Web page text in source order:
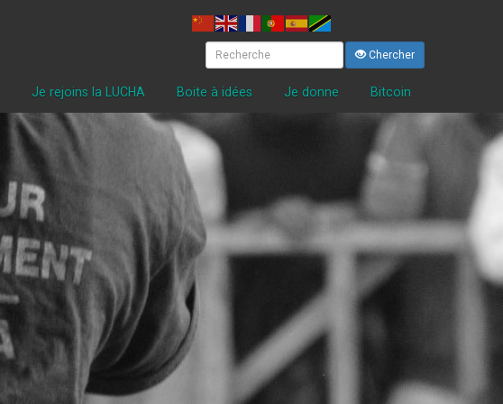
Chercher
Je rejoins la LUCHA Boite à idées Je donne Bitcoin